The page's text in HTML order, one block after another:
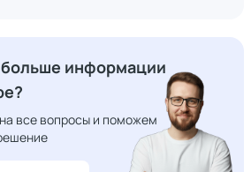
информации
все вопросы и поможем